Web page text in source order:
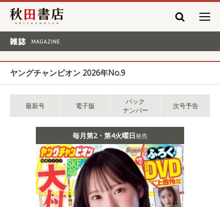
秋田書店
ヤングチャンピオン 2026年No.9
最新号 電子版
バック
ナンバー
次号予告
毎月第2・第4火曜日発売